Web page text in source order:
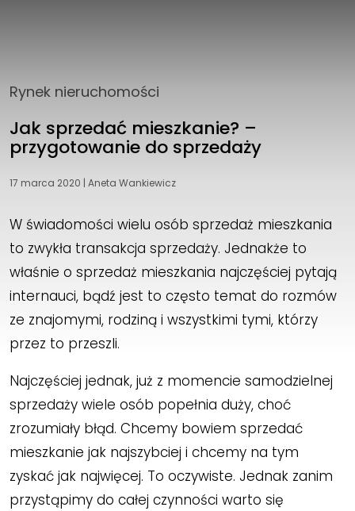
Rynek nieruchomości
Jak sprzedać mieszkanie? –
przygotowanie do sprzedaży
17 marca 2020 | Aneta Wankiewicz
W świadomości wielu osób sprzedaż mieszkania
to zwykła transakcja sprzedaży. Jednakże to
właśnie o sprzedaż mieszkania najczęściej pytają
internauci, bądź jest to często temat do rozmów
ze znajomymi, rodziną i wszystkimi tymi, którzy
przez to przeszli.
Najczęściej jednak, już z momencie samodzielnej
sprzedaży wiele osób popełnia duży, choć
zrozumiały błąd. Chcemy bowiem sprzedać
mieszkanie jak najszybciej i chcemy na tym
zyskać jak najwięcej. To oczywiste. Jednak zanim
przystąpimy do całej czynności warto się